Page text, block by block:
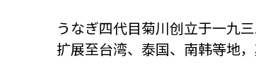
うなぎ四代目菊川创立于一九
扩展至台湾、泰国、南韩等地